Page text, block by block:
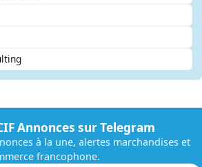
Annonces sur Telegram
à la une, alertes marchandises et
francophone.